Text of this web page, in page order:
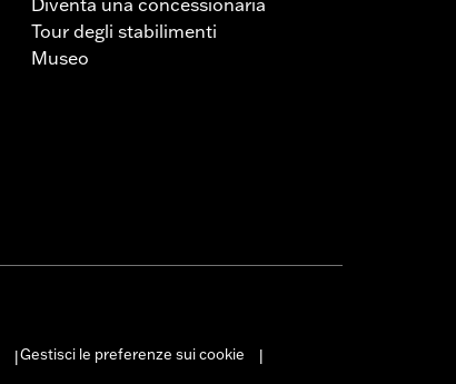
Tour degli stabilimenti
Museo
Gestisci le preferenze sui cookie